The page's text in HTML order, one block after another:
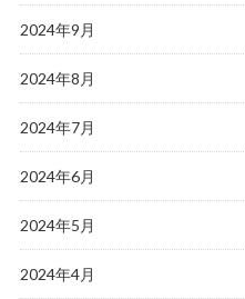
2024年9月
2024年8月
2024年7月
2024年6月
2024年5月
2024年4月